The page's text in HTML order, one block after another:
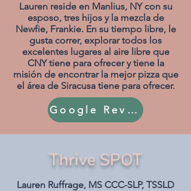
Lauren reside en Manlius, NY con su
esposo, tres hijos y la mezcla de
Newfie, Frankie. En su tiempo libre, le
gusta correr, explorar todos los
excelentes lugares al aire libre que
CNY tiene para ofrecer y tiene la
misión de encontrar la mejor pizza que
el área de Siracusa tiene para ofrecer.
Google Reviews
Thrive SPOT
Lauren Ruffrage, MS CCC-SLP, TSSLD